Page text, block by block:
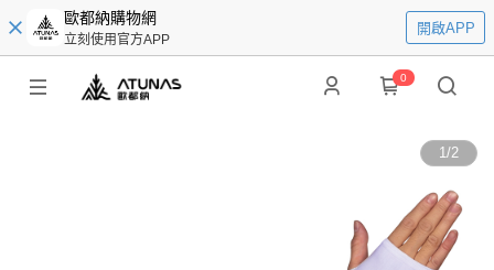
歐都納購物網
立刻使用官方APP
開啟APP
0
1/2